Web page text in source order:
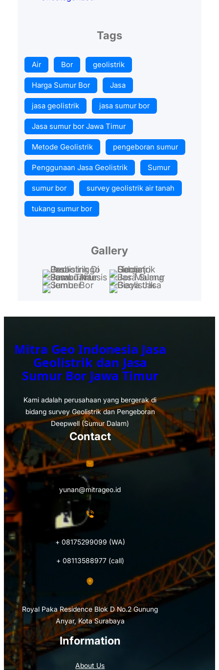
Tags
Air Bor geolistrik
Harga Sumur Bor Jasa
jasa geolistrik jasa sumur bor
Jasa sumur bor Jawa Timur
Metode Geolistrik pengeboran sumur
Penggunaan Jasa Geolistrik Sumur
sumur bor survey geolistrik air tanah
tukang sumur bor
Gallery
Mitra Geo Indonesia Jasa
Geolistrik dan Jasa
Sumur Bor Jawa Timur
Kami adalah perusahaan yang bergerak di
bidang survey Geolistrik dan Pengeboran
Deepwell (Sumur Dalam)
Information
About Us
Contact
yunan@mitrageo.id
+ 08175299099 (WA)
+ 08113588977 (call)
Royal Paka Residence Blok D No.2 Gunung
Anyar, Kota Surabaya